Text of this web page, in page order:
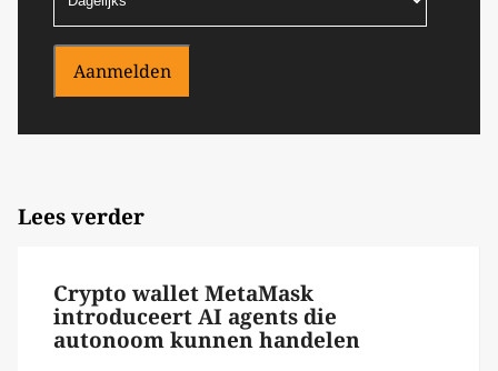
Aanmelden
Lees verder
Crypto wallet MetaMask
introduceert AI agents die
autonoom kunnen handelen